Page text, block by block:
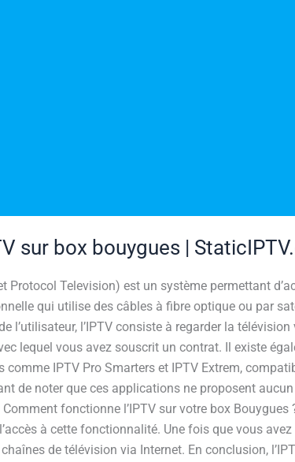
sur box bouygues |
Protocol Television) est un système permettant
qui utilise des câbles à fibre optique ou par
l’utilisateur, l’IPTV consiste à regarder la
lequel vous avez souscrit un contrat. Il existe
IPTV Pro Smarters et IPTV Extrem,
de noter que ces applications ne proposent
fonctionne l’IPTV sur votre box
à cette fonctionnalité. Une fois que vous
de télévision via Internet. En conclusion,